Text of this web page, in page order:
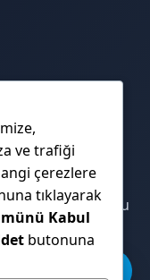
İstanbul Anadolu
ve trafiği
çerezlere
tıklayarak
Kabul
butonuna